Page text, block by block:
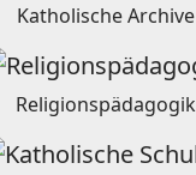
Katholische Archive
Religionspädagogik